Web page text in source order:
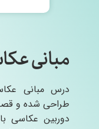
مبانی
درس مبانی
طراحی شده و
دوربین عکاسی